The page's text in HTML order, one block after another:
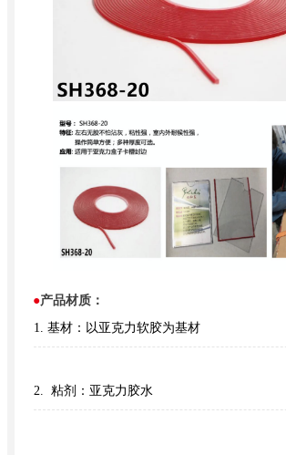
●产品材质：
1. 基材：以亚克力软胶为基材
2. 粘剂：亚克力胶水